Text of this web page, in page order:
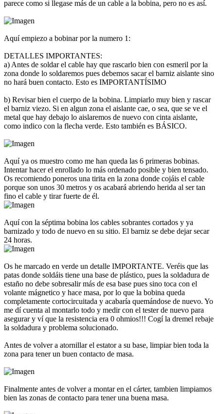
parece como si llegase más de un cable a la bobina, pero no es así.
Aquí empiezo a bobinar por la numero 1:
DETALLES IMPORTANTES:
a) Antes de soldar el cable hay que rascarlo bien con esmeril por la
zona donde lo soldaremos pues debemos sacar el barniz aislante sino
no hará buen contacto. Esto es IMPORTANTÍSIMO
b) Revisar bien el cuerpo de la bobina. Limpiarlo muy bien y rascar
el barniz viezo. Si en algun zona el aislante cae, o sea, que se ve el
metal que hay debajo lo aislaremos de nuevo con cinta aislante,
como indico con la flecha verde. Esto también es BÁSICO.
Aquí ya os muestro como me han queda las 6 primeras bobinas.
Intentar hacer el enrollado lo más ordenado posible y bien tensado.
Os recomiendo poneros una tirita en la zona donde cojáis el cable
porque son unos 30 metros y os acabará abriendo herida al ser tan
fino el cable y tirar fuerte de él.
Aquí con la séptima bobina los cables sobrantes cortados y ya
barnizado y todo de nuevo en su sitio. El barniz se debe dejar secar
24 horas.
Os he marcado en verde un detalle IMPORTANTE. Veréis que las
patas donde soldáis tiene una base de plástico, pues la soldadura de
estaño no debe sobresalir más de esa base pues sino toca con el
volante mágnetico y hace masa, por lo que la bobina queda
completamente cortocircuitada y acabaría quemándose de nuevo. Yo
me dí cuenta al montarlo todo y medir con el tester de nuevo para
asegurar y ví que la resistencia era 0 ohmios!!! Cogí la dremel rebaje
la soldadura y problema solucionado.
Antes de volver a atornillar el estator a su base, limpiar bien toda la
zona para tener un buen contacto de masa.
Finalmente antes de volver a montar en el cárter, tambien limpiamos
bien las zonas de contacto para tener una buena masa.